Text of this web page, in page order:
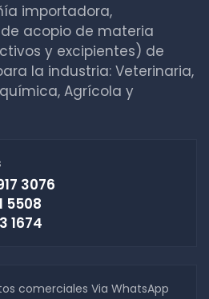
importadora,
acopio de materia
y excipientes) de
la industria: Veterinaria,
Agrícola y
3076
5508
1674
comerciales Via WhatsApp